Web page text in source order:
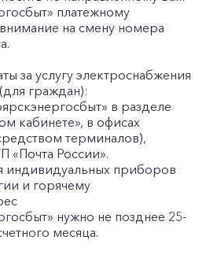
платежному
на смену номера
за услугу электроснабжения
граждан):
в разделе
кабинете», в офисах
терминалов),
«Почта России».
индивидуальных приборов
и горячему
нужно не позднее 25-
месяца.